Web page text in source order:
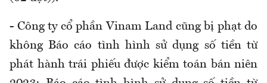
- Công ty cổ phần Vinam Land cũng bị phạt do
không Báo cáo tình hình sử dụng số tiền từ
phát hành trái phiếu được kiểm toán bán niên